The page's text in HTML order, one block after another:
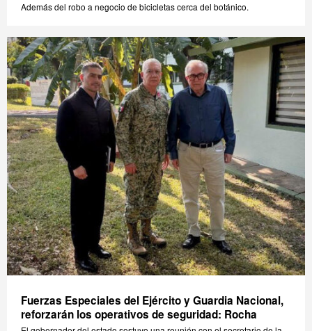
Además del robo a negocio de bicicletas cerca del botánico.
Fuerzas Especiales del Ejército y Guardia Nacional,
reforzarán los operativos de seguridad: Rocha